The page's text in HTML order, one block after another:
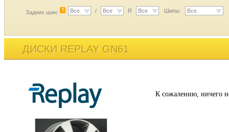
Задних шин: ? Все / Все R Все Шипы: Все
ДИСКИ REPLAY GN61
К сожалению, ничего